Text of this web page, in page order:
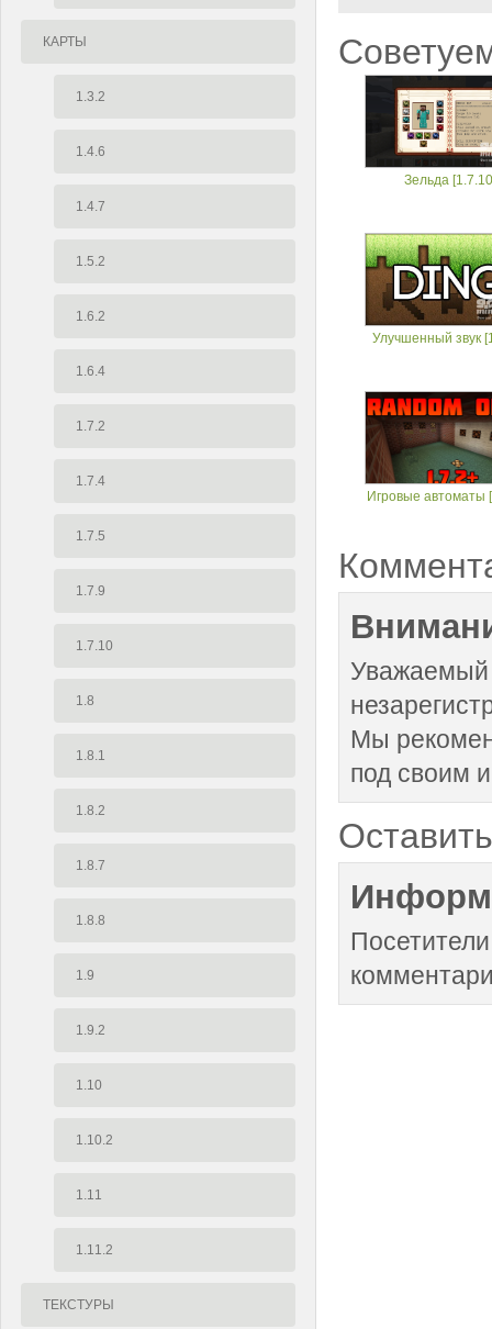
КАРТЫ
1.3.2
1.4.6
1.4.7
1.5.2
1.6.2
1.6.4
1.7.2
1.7.4
1.7.5
1.7.9
1.7.10
1.8
1.8.1
1.8.2
1.8.7
1.8.8
1.9
1.9.2
1.10
1.10.2
1.11
1.11.2
ТЕКСТУРЫ
Зельда
Улучшенный звук
Игровые автоматы
Уважаемый
Мы
под своим